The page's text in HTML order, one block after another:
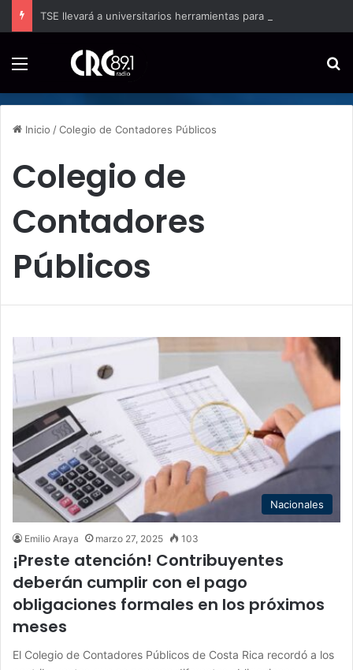
Inicio /Colegio de Contadores Públicos
Colegio de
Contadores
Públicos
Nacionales
Emilio Araya marzo 27, 2025 103
¡Preste atención! Contribuyentes
deberán cumplir con el pago
obligaciones formales en los próximos
meses
El Colegio de Contadores Públicos de Costa Rica recordó a los